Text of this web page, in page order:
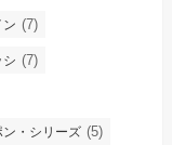
ン (7)
シ (7)
ン・シリーズ (5)